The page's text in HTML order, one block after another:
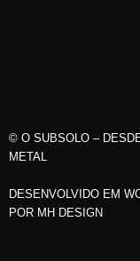
© O SUBSOLO –
METAL
DESENVOLVIDO EM
POR MH DESIGN